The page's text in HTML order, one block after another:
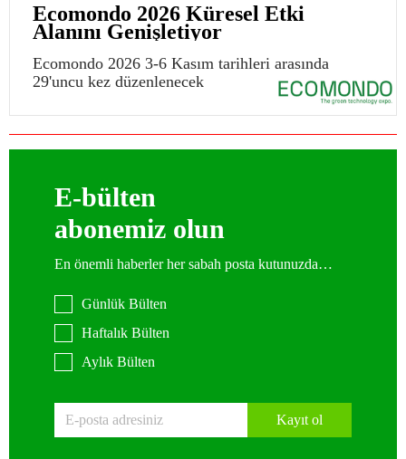
Ecomondo 2026 Küresel Etki
Alanını Genişletiyor
Ecomondo 2026 3-6 Kasım tarihleri arasında
29'uncu kez düzenlenecek
E-bülten
abonemiz olun
En önemli haberler her sabah posta kutunuzda…
Günlük Bülten
Haftalık Bülten
Aylık Bülten
Kayıt ol